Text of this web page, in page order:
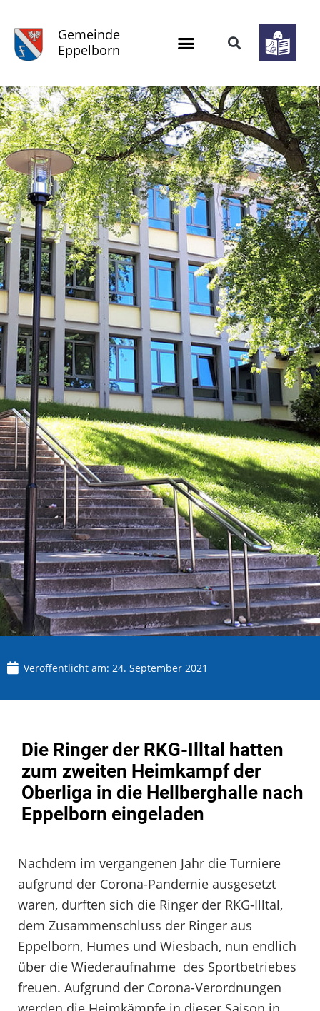
Gemeinde
Eppelborn
Veröffentlicht am: 24. September 2021
Die Ringer der RKG-Illtal hatten
zum zweiten Heimkampf der
Oberliga in die Hellberghalle nach
Eppelborn eingeladen
Nachdem im vergangenen Jahr die Turniere
aufgrund der Corona-Pandemie ausgesetzt
waren, durften sich die Ringer der RKG-Illtal,
dem Zusammenschluss der Ringer aus
Eppelborn, Humes und Wiesbach, nun endlich
über die Wiederaufnahme des Sportbetriebes
freuen. Aufgrund der Corona-Verordnungen